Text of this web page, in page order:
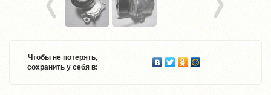
Чтобы не потерять,
сохранить у себя в: